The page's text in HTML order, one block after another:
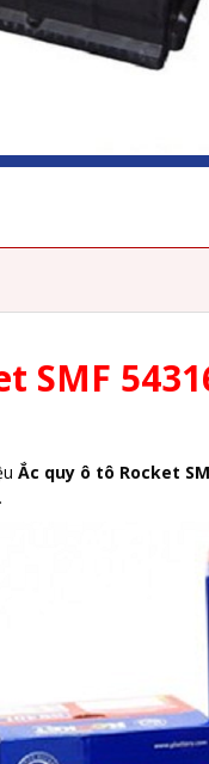
SMF
Ắc quy ô tô Rocket